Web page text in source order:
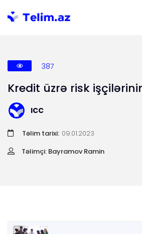
387
Kredit üzrə risk işçilərinin
ICC
Təlim tarixi: 09.01.2023
Təlimçi: Bayramov Ramin